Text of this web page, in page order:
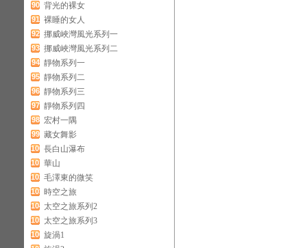
90 背光的裸女
91 裸睡的女人
92 挪威峽灣風光系列一
93 挪威峽灣風光系列二
94 靜物系列一
95 靜物系列二
96 靜物系列三
97 靜物系列四
98 宏村一隅
99 藏女舞影
100 長白山瀑布
101 華山
102 毛澤東的微笑
103 時空之旅
104 太空之旅系列2
105 太空之旅系列3
106 旋渦1